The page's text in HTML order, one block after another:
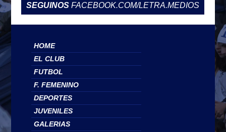
SEGUINOSFACEBOOK.COM/LETRA.MEDIOS
HOME
EL CLUB
FUTBOL
F. FEMENINO
DEPORTES
JUVENILES
GALERIAS